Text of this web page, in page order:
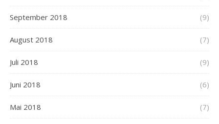
September 2018 (9)
August 2018 (7)
Juli 2018 (9)
Juni 2018 (6)
Mai 2018 (7)